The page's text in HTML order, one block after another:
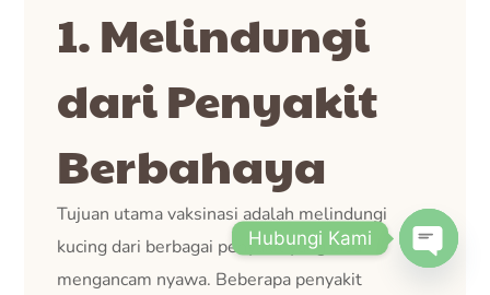
1. Melindungi
dari Penyakit
Berbahaya
Tujuan utama vaksinasi adalah melindungi
kucing dari berbagai penyakit yang bisa
mengancam nyawa. Beberapa penyakit
Hubungi Kami